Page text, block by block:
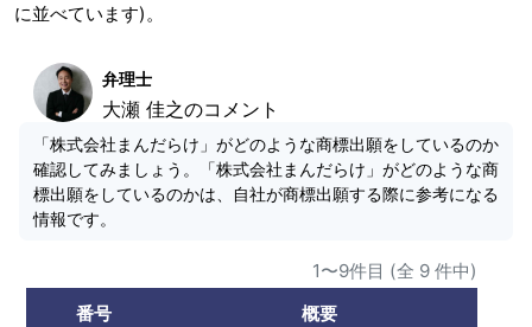
に並べています)。
弁理士
大瀬 佳之のコメント
「株式会社まんだらけ」がどのような商標出願をしているのか
確認してみましょう。「株式会社まんだらけ」がどのような商
標出願をしているのかは、自社が商標出願する際に参考になる
情報です。
1〜9件目 (全 9 件中)
番号
概要